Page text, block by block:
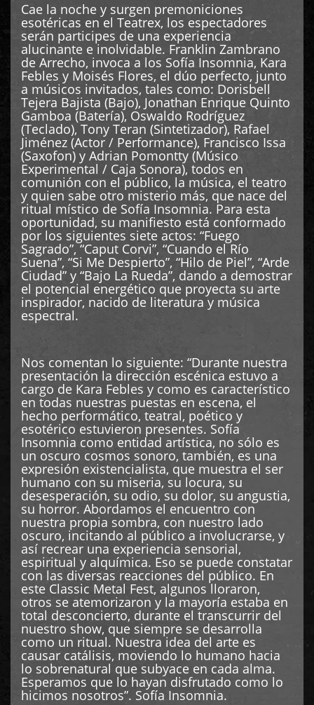
Cae la noche y surgen premoniciones
esotéricas en el Teatrex, los espectadores
serán participes de una experiencia
alucinante e inolvidable. Franklin Zambrano
de Arrecho, invoca a los Sofía Insomnia, Kara
Febles y Moisés Flores, el dúo perfecto, junto
a músicos invitados, tales como: Dorisbell
Tejera Bajista (Bajo), Jonathan Enrique Quinto
Gamboa (Batería), Oswaldo Rodríguez
(Teclado), Tony Teran (Sintetizador), Rafael
Jiménez (Actor / Performance), Francisco Issa
(Saxofon) y Adrian Pomontty (Músico
Experimental / Caja Sonora), todos en
comunión con el público, la música, el teatro
y quien sabe otro misterio más, que nace del
ritual místico de Sofía Insomnia. Para esta
oportunidad, su manifiesto está conformado
por los siguientes siete actos: “Fuego
Sagrado”, “Caput Corvi”, “Cuando el Río
Suena”, “Si Me Despierto”, “Hilo de Piel”, “Arde
Ciudad” y “Bajo La Rueda”, dando a demostrar
el potencial energético que proyecta su arte
inspirador, nacido de literatura y música
espectral.
Nos comentan lo siguiente: “Durante nuestra
presentación la dirección escénica estuvo a
cargo de Kara Febles y como es característico
en todas nuestras puestas en escena, el
hecho performático, teatral, poético y
esotérico estuvieron presentes. Sofía
Insomnia como entidad artística, no sólo es
un oscuro cosmos sonoro, también, es una
expresión existencialista, que muestra el ser
humano con su miseria, su locura, su
desesperación, su odio, su dolor, su angustia,
su horror. Abordamos el encuentro con
nuestra propia sombra, con nuestro lado
oscuro, incitando al público a involucrarse, y
así recrear una experiencia sensorial,
espiritual y alquímica. Eso se puede constatar
con las diversas reacciones del público. En
este Classic Metal Fest, algunos lloraron,
otros se atemorizaron y la mayoría estaba en
total desconcierto, durante el transcurrir del
nuestro show, que siempre se desarrolla
como un ritual. Nuestra idea del arte es
causar catálisis, moviendo lo humano hacia
lo sobrenatural que subyace en cada alma.
Esperamos que lo hayan disfrutado como lo
hicimos nosotros”. Sofía Insomnia.